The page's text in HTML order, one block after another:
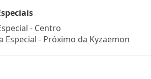
- Centro
Especial - Próximo da Kyzaemon